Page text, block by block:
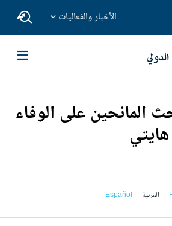
الأخبار والفعاليات
المانحين على الوفاء
العربية Español